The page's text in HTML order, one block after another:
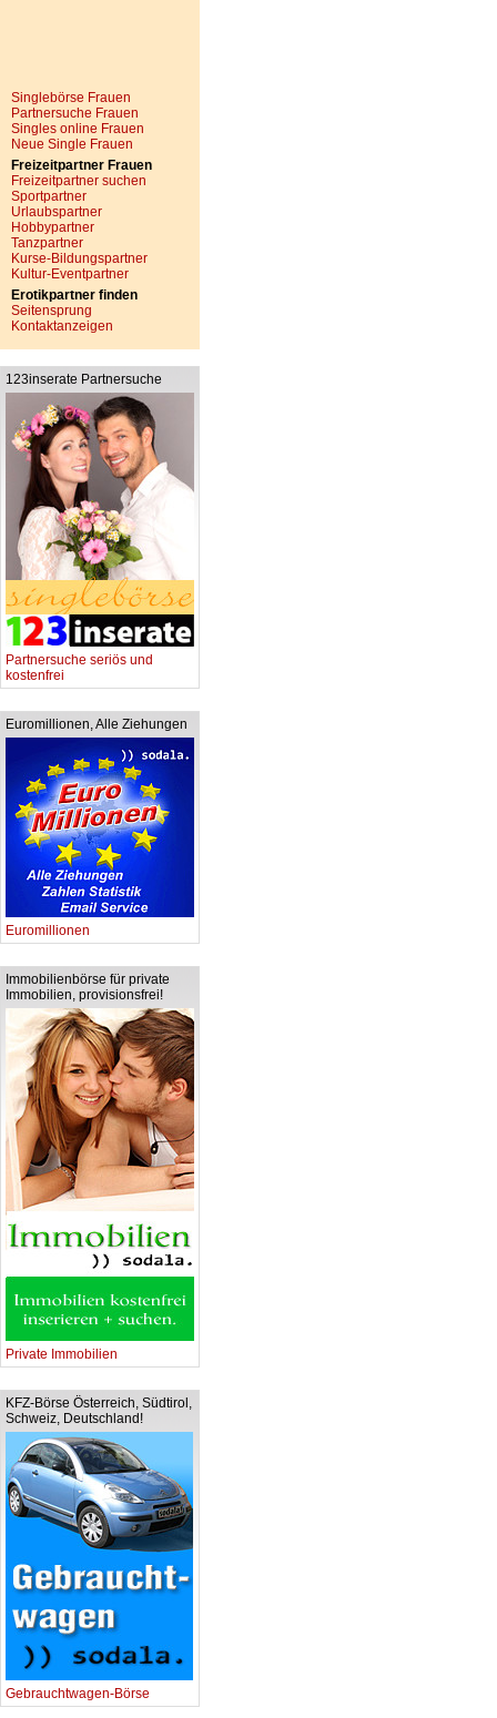
Singlebörse Frauen
Partnersuche Frauen
Singles online Frauen
Neue Single Frauen
Freizeitpartner Frauen
Freizeitpartner suchen
Sportpartner
Urlaubspartner
Hobbypartner
Tanzpartner
Kurse-Bildungspartner
Kultur-Eventpartner
Erotikpartner finden
Seitensprung
Kontaktanzeigen
123inserate Partnersuche
Partnersuche seriös und
kostenfrei
Euromillionen, Alle Ziehungen
Euromillionen
Immobilienbörse für private
Immobilien, provisionsfrei!
Private Immobilien
KFZ-Börse Österreich, Südtirol,
Schweiz, Deutschland!
Gebrauchtwagen-Börse